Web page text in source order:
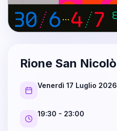
Rione San Nicolò
Venerdì 17 Luglio 2026
19:30 - 23:00